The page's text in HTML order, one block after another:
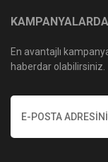
En avantajlı
haberdar olabilirsiniz.